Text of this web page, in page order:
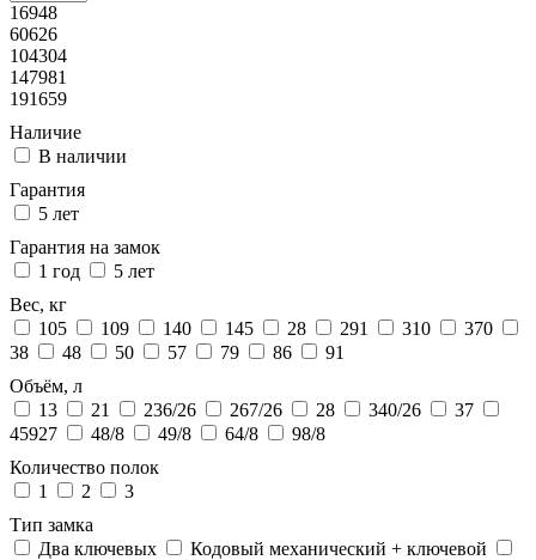
16948
60626
104304
147981
191659
Наличие
В наличии
Гарантия
5 лет
Гарантия на замок
1 год
5 лет
Вес, кг
105
109 140 145 28 291 310
370
38
48 50 57 79 86
91
Объём, л
13
21 236/26 267/26 28 340/26
37
45927
48/8 49/8 64/8
98/8
Количество полок
1
2
3
Тип замка
Два ключевых
Кодовый механический + ключевой